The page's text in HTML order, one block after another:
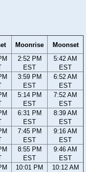
Moonrise
Moonset
2:52 PM
EST
5:42 AM
EST
3:59 PM
EST
6:52 AM
EST
5:14 PM
EST
7:52 AM
EST
6:31 PM
EST
8:39 AM
EST
7:45 PM
EST
9:16 AM
EST
8:55 PM
EST
9:46 AM
EST
10:01 PM
10:12 AM